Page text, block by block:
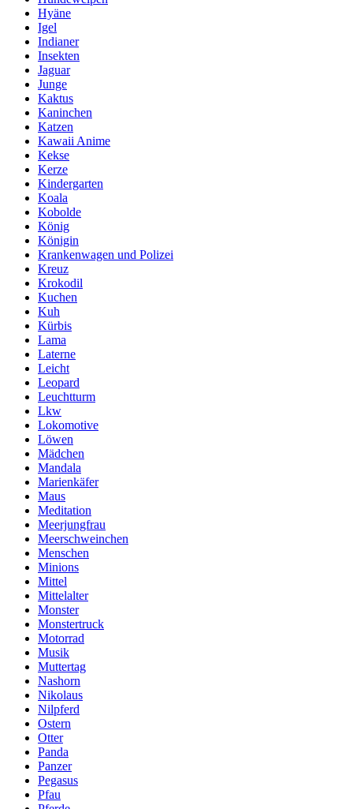
Hyäne
Igel
Indianer
Insekten
Jaguar
Junge
Kaktus
Kaninchen
Katzen
Kawaii Anime
Kekse
Kerze
Kindergarten
Koala
Kobolde
König
Königin
Krankenwagen und Polizei
Kreuz
Krokodil
Kuchen
Kuh
Kürbis
Lama
Laterne
Leicht
Leopard
Leuchtturm
Lkw
Lokomotive
Löwen
Mädchen
Mandala
Marienkäfer
Maus
Meditation
Meerjungfrau
Meerschweinchen
Menschen
Minions
Mittel
Mittelalter
Monster
Monstertruck
Motorrad
Musik
Muttertag
Nashorn
Nikolaus
Nilpferd
Ostern
Otter
Panda
Panzer
Pegasus
Pfau